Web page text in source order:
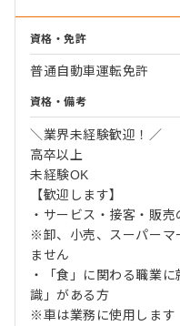
資格・免許
普通自動車運転免許
資格・備考
＼業界未経験歓迎！／
高卒以上
未経験OK
【歓迎します】
・サービス・接客・販
※卸、小売、スーパーマ
ません
・「食」に関わる職業
識」がある方
※車は業務に使用します